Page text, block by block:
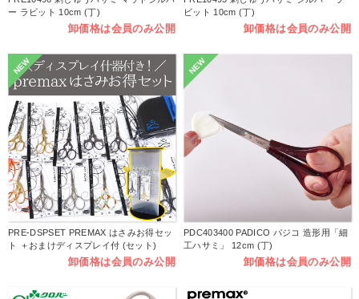
ー ラビット 10cm (丁)
卸価格は会員のみ公開
ビット 10cm (丁)
卸価格は会員のみ公開
NEW
PRE-DSPSET PREMAX はさみお得セッ
ト ＋おまけディスプレイ付 (セット)
卸価格は会員のみ公開
NEW
PDC403400 PADICO パジコ 造形用「細
工ハサミ」 12cm (丁)
卸価格は会員のみ公開